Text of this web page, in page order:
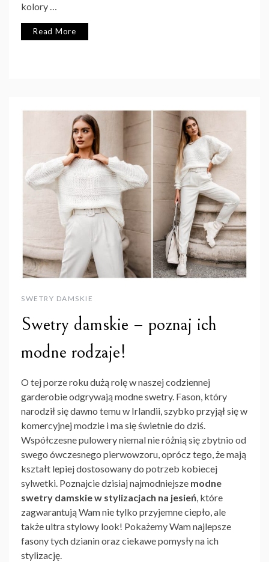
kolory …
Read More
SWETRY DAMSKIE
Swetry damskie – poznaj ich
modne rodzaje!
O tej porze roku dużą rolę w naszej codziennej
garderobie odgrywają modne swetry. Fason, który
narodził się dawno temu w Irlandii, szybko przyjął się w
komercyjnej modzie i ma się świetnie do dziś.
Współczesne pulowery niemal nie różnią się zbytnio od
swego ówczesnego pierwowzoru, oprócz tego, że mają
kształt lepiej dostosowany do potrzeb kobiecej
sylwetki. Poznajcie dzisiaj najmodniejsze modne
swetry damskie w stylizacjach na jesień, które
zagwarantują Wam nie tylko przyjemne ciepło, ale
także ultra stylowy look! Pokażemy Wam najlepsze
fasony tych dzianin oraz ciekawe pomysły na ich
stylizację.